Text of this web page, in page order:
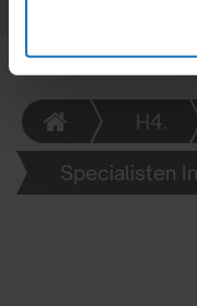
H4.
Specialisten